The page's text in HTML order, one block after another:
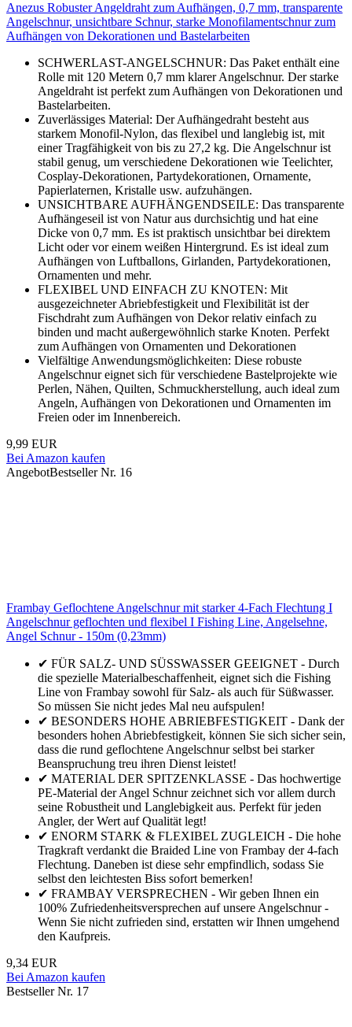
Anezus Robuster Angeldraht zum Aufhängen, 0,7 mm, transparente
Angelschnur, unsichtbare Schnur, starke Monofilamentschnur zum
Aufhängen von Dekorationen und Bastelarbeiten
SCHWERLAST-ANGELSCHNUR: Das Paket enthält eine
Rolle mit 120 Metern 0,7 mm klarer Angelschnur. Der starke
Angeldraht ist perfekt zum Aufhängen von Dekorationen und
Bastelarbeiten.
Zuverlässiges Material: Der Aufhängedraht besteht aus
starkem Monofil-Nylon, das flexibel und langlebig ist, mit
einer Tragfähigkeit von bis zu 27,2 kg. Die Angelschnur ist
stabil genug, um verschiedene Dekorationen wie Teelichter,
Cosplay-Dekorationen, Partydekorationen, Ornamente,
Papierlaternen, Kristalle usw. aufzuhängen.
UNSICHTBARE AUFHÄNGENDSEILE: Das transparente
Aufhängeseil ist von Natur aus durchsichtig und hat eine
Dicke von 0,7 mm. Es ist praktisch unsichtbar bei direktem
Licht oder vor einem weißen Hintergrund. Es ist ideal zum
Aufhängen von Luftballons, Girlanden, Partydekorationen,
Ornamenten und mehr.
FLEXIBEL UND EINFACH ZU KNOTEN: Mit
ausgezeichneter Abriebfestigkeit und Flexibilität ist der
Fischdraht zum Aufhängen von Dekor relativ einfach zu
binden und macht außergewöhnlich starke Knoten. Perfekt
zum Aufhängen von Ornamenten und Dekorationen
Vielfältige Anwendungsmöglichkeiten: Diese robuste
Angelschnur eignet sich für verschiedene Bastelprojekte wie
Perlen, Nähen, Quilten, Schmuckherstellung, auch ideal zum
Angeln, Aufhängen von Dekorationen und Ornamenten im
Freien oder im Innenbereich.
9,99 EUR
Bei Amazon kaufen
AngebotBestseller Nr. 16
Frambay Geflochtene Angelschnur mit starker 4-Fach Flechtung I
Angelschnur geflochten und flexibel I Fishing Line, Angelsehne,
Angel Schnur - 150m (0,23mm)
✔ FÜR SALZ- UND SÜSSWASSER GEEIGNET - Durch
die spezielle Materialbeschaffenheit, eignet sich die Fishing
Line von Frambay sowohl für Salz- als auch für Süßwasser.
So müssen Sie nicht jedes Mal neu aufspulen!
✔ BESONDERS HOHE ABRIEBFESTIGKEIT - Dank der
besonders hohen Abriebfestigkeit, können Sie sich sicher sein,
dass die rund geflochtene Angelschnur selbst bei starker
Beanspruchung treu ihren Dienst leistet!
✔ MATERIAL DER SPITZENKLASSE - Das hochwertige
PE-Material der Angel Schnur zeichnet sich vor allem durch
seine Robustheit und Langlebigkeit aus. Perfekt für jeden
Angler, der Wert auf Qualität legt!
✔ ENORM STARK & FLEXIBEL ZUGLEICH - Die hohe
Tragkraft verdankt die Braided Line von Frambay der 4-fach
Flechtung. Daneben ist diese sehr empfindlich, sodass Sie
selbst den leichtesten Biss sofort bemerken!
✔ FRAMBAY VERSPRECHEN - Wir geben Ihnen ein
100% Zufriedenheitsversprechen auf unsere Angelschnur -
Wenn Sie nicht zufrieden sind, erstatten wir Ihnen umgehend
den Kaufpreis.
9,34 EUR
Bei Amazon kaufen
Bestseller Nr. 17